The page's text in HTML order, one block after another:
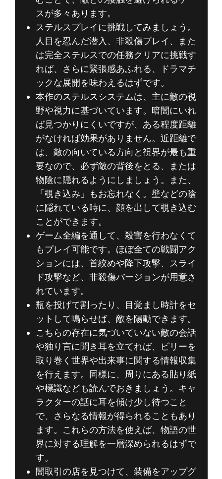
スが多々あります。
ステルスプレイに挑戦してみましょう。
人目を忍んだ潜入、非殺傷プレイ、また
は完全ステルスでの任務クリアに挑戦す
れば、さらに緊張感あふれる、ドラマチ
ックな展開を味わえるはずです。
本作のステルスシステムは、主に敵の視
野や視力に基づいています。暗闇にいれ
ば見つかりにくいですが、ある程度距離
がなければ効果がありません。近距離で
は、敵の向いている方向と視界が最も重
要なので、必ず敵の背後をとる、または
物陰に隠れるようにしましょう。また、
「覗き込み」もお忘れなく。壁などの陰
に隠れている時に、顔を出して覗き込む
ことができます。
ゲーム全編を通して、殺害を行わなくて
もプレイ可能です。ほぼ全ての戦闘アク
ションには、首絞めや降下攻撃、スライ
ド攻撃など、非殺傷バージョンが用意さ
れています。
瓶を投げて割ったり、目覚まし時計をセ
ットして鳴らせば、敵を陽動できます。
こちらの存在に気づいていない敵の会話
や独り言に聞き耳を立てれば、ビリーを
取り巻く世界や出来事に関する情報収集
を行えます。同様に、周りにある貼り紙
や標識なども読んでおきましょう。キャ
ラクターの話に耳を傾け少し待つこと
で、さらなる情報が得られることもあり
ます。これらの方法を使えば、物語の世
界に対する理解を一層深められるはずで
す。
闇取引の店を見つけて、装備をアップグ